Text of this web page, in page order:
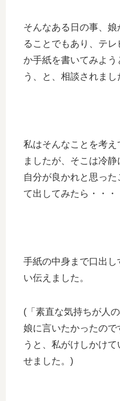
そんなある日の事、
ることでもあり、テ
か手紙を書いてみよ
う、と、相談されまし
私はそんなことを考
ましたが、そこは冷静
自分が良かれと思っ
て出してみたら・・・
手紙の中身まで口出
い伝えました。
(「素直な気持ちが人
娘に言いたかったの
うと、私がけしかけ
せました。)